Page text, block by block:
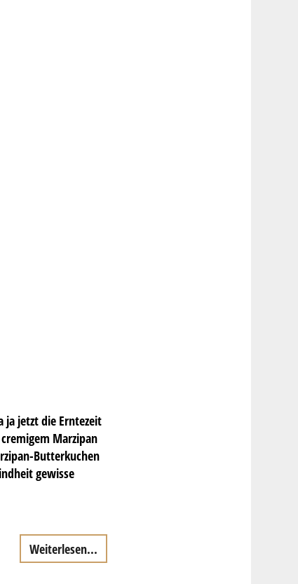
jetzt die Erntezeit
Marzipan
Butterkuchen
gewisse
Weiterlesen...